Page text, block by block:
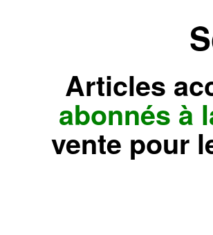
Articles
abonnés à
vente pour